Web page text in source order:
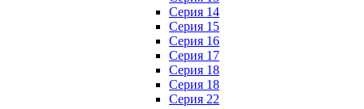
Серия 14
Серия 15
Серия 16
Серия 17
Серия 18
Серия 18
Серия 22